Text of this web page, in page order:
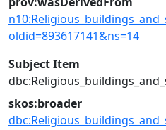
oldid=893617141&ns=14
Subject Item
skos:broader